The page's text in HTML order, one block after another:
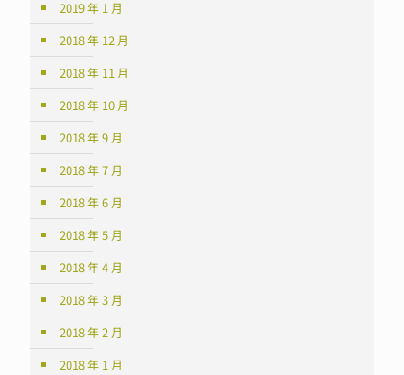
2019 年 1 月
2018 年 12 月
2018 年 11 月
2018 年 10 月
2018 年 9 月
2018 年 7 月
2018 年 6 月
2018 年 5 月
2018 年 4 月
2018 年 3 月
2018 年 2 月
2018 年 1 月